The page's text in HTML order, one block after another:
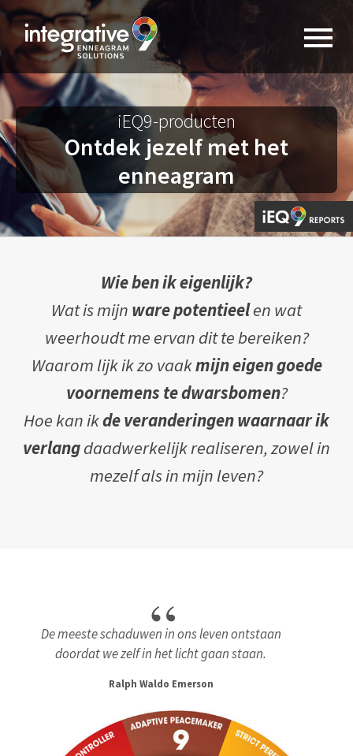
iEQ9-producten
Ontdek jezelf met het
enneagram
Wie ben ik eigenlijk?
Wat is mijn ware potentieelen wat
weerhoudt me ervan dit te bereiken?
Waarom lijk ik zo vaakmijn eigen goede
voornemens te dwarsbomen?
Hoe kan ikde veranderingen waarnaar ik
verlangdaadwerkelijk realiseren, zowel in
mezelf als in mijn leven?
De meeste schaduwen in ons leven ontstaan
doordat we zelf in het licht gaan staan.
Ralph Waldo Emerson